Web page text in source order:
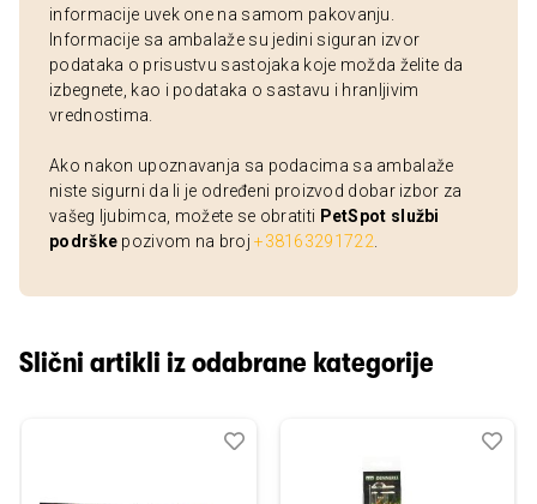
informacije uvek one na samom pakovanju.
Informacije sa ambalaže su jedini siguran izvor
podataka o prisustvu sastojaka koje možda želite da
izbegnete, kao i podataka o sastavu i hranljivim
vrednostima.
Ako nakon upoznavanja sa podacima sa ambalaže
niste sigurni da li je određeni proizvod dobar izbor za
vašeg ljubimca, možete se obratiti PetSpot službi
podrške pozivom na broj+38163291722
Slični artikli iz odabrane kategorije
Dodaj
Uporedi